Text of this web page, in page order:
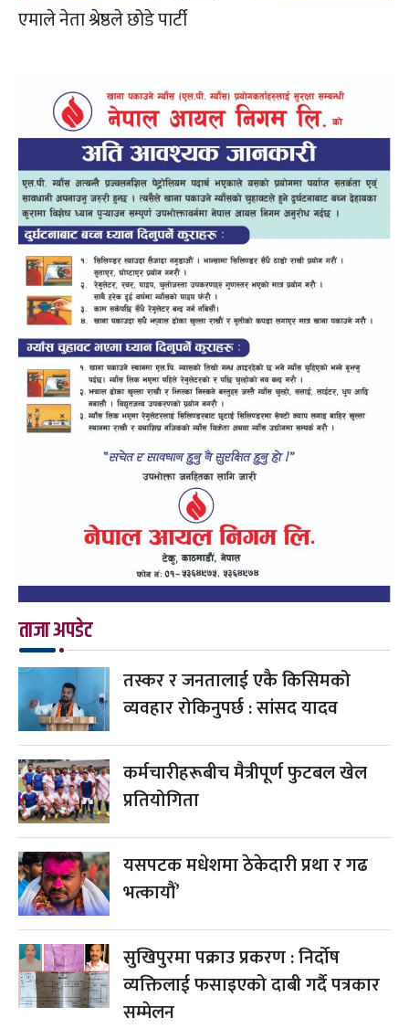
एमाले नेता श्रेष्ठले छोडे पार्टी
ताजा अपडेट
तस्कर र जनतालाई एकै किसिमको
व्यवहार रोकिनुपर्छ : सांसद यादव
कर्मचारीहरूबीच मैत्रीपूर्ण फुटबल खेल
प्रतियोगिता
यसपटक मधेशमा ठेकेदारी प्रथा र गढ
भत्कायौं’
सुखिपुरमा पक्राउ प्रकरण : निर्दोष
व्यक्तिलाई फसाइएको दाबी गर्दै पत्रकार
सम्मेलन